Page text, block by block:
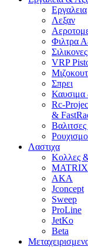
Εργαλεια
Λεξαν
Φιλτρα
VRP
Σπρει
Rc-
&
Λαστιχα
Κολλες
MATRIX
AKA
Jconcept
Sweep
ProLine
JetKo
Beta